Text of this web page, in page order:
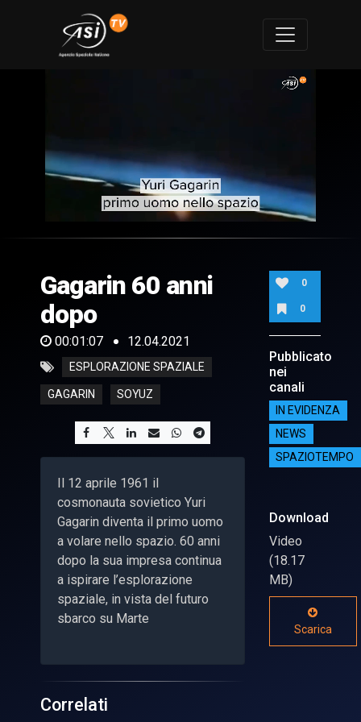
of
7
seconds
Gagarin 60 anni
dopo
00:01:07 12.04.2021
ESPLORAZIONE SPAZIALE
GAGARIN SOYUZ
Il 12 aprile 1961 il
cosmonauta sovietico Yuri
Gagarin diventa il primo uomo
a volare nello spazio. 60 anni
dopo la sua impresa continua
a ispirare l’esplorazione
spaziale, in vista del futuro
sbarco su Marte
0
0
Pubblicato
nei
canali
IN EVIDENZA
NEWS
SPAZIOTEMPO
Download
Video
(18.17
MB)
Scarica
Correlati